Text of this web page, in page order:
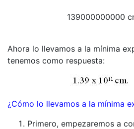
139000000000
Ahora lo llevamos a la mínima
tenemos como respuesta:
¿Cómo lo llevamos a la mínima
Primero, empezaremos a